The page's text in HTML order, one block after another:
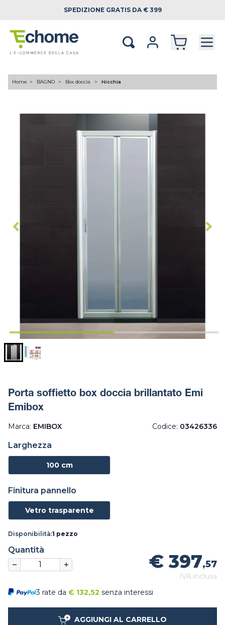
SPEDIZIONE GRATIS DA € 399
Home BAGNO Box doccia Nicchia
Porta soffietto box doccia brillantato Emi
Emibox
Marca: EMIBOX Codice: 03426336
Larghezza
100 cm
Finitura pannello
Vetro trasparente
Disponibilità:1 pezzo
Quantità
€ 397,57
IVA inclusa
3 rate da € 132,52 senza interessi
AGGIUNGI AL CARRELLO